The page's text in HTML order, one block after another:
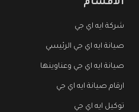
الأقسام
شركة ايه اي جي
صيانة ايه اي جي الرئيسي
صيانة ايه اي جي وعناوينها
ارقام صيانة ايه اي جي
توكيل ايه اي جي